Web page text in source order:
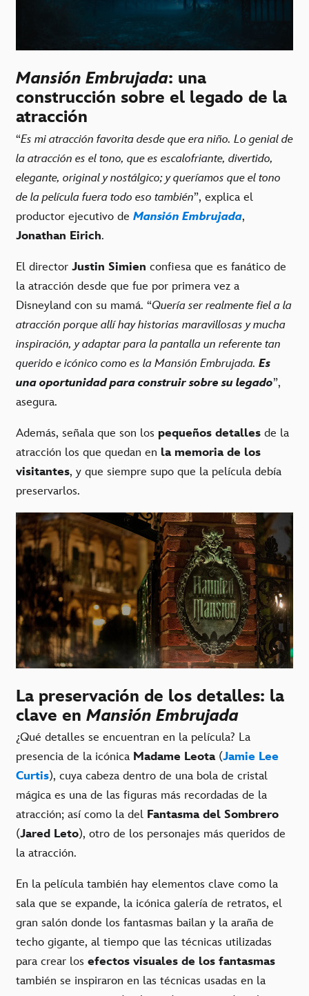
Mansión Embrujada: una
construcción sobre el legado de la
atracción
“Es mi atracción favorita desde que era niño. Lo genial de
la atracción es el tono, que es escalofriante, divertido,
elegante, original y nostálgico; y queríamos que el tono
de la película fuera todo eso también”, explica el
productor ejecutivo de Mansión Embrujada,
Jonathan Eirich.
El director Justin Simien confiesa que es fanático de
la atracción desde que fue por primera vez a
Disneyland con su mamá. “Quería ser realmente fiel a la
atracción porque allí hay historias maravillosas y mucha
inspiración, y adaptar para la pantalla un referente tan
querido e icónico como es la Mansión Embrujada. Es
una oportunidad para construir sobre su legado”,
asegura.
Además, señala que son los pequeños detalles de la
atracción los que quedan en la memoria de los
visitantes, y que siempre supo que la película debía
preservarlos.
La preservación de los detalles: la
clave en Mansión Embrujada
¿Qué detalles se encuentran en la película? La
presencia de la icónica Madame Leota(Jamie Lee
Curtis), cuya cabeza dentro de una bola de cristal
mágica es una de las figuras más recordadas de la
atracción; así como la del Fantasma del Sombrero
(Jared Leto), otro de los personajes más queridos de
la atracción.
En la película también hay elementos clave como la
sala que se expande, la icónica galería de retratos, el
gran salón donde los fantasmas bailan y la araña de
techo gigante, al tiempo que las técnicas utilizadas
para crear los efectos visuales de los fantasmas
también se inspiraron en las técnicas usadas en la